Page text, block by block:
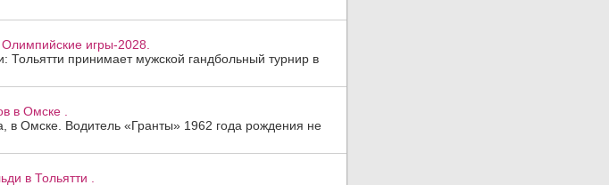
Олимпийские игры-2028.
Тольятти принимает мужской гандбольный турнир в
в Омске .
в Омске. Водитель «Гранты» 1962 года рождения не
в Тольятти .